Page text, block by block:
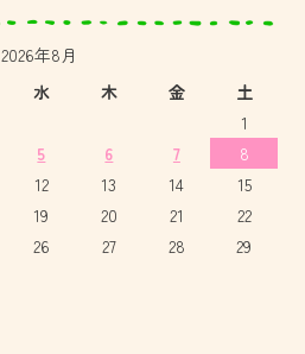
2026年8月
水 木 金 土
1
5 6 7
8
12 13 14
15
19 20 21
22
26 27 28
29